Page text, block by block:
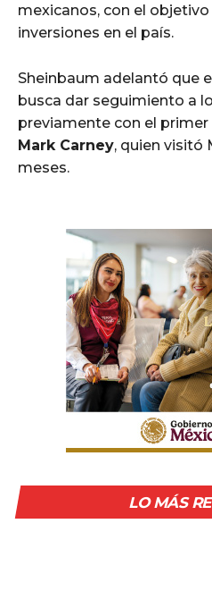
mexicanos, con el
inversiones en el país.
Sheinbaum adelantó que
busca dar seguimiento a
previamente con el
Mark Carney, quien visitó
meses.
LO MÁS